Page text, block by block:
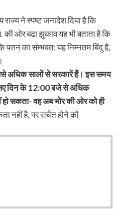
ने स्पष्ट जनादेश दिया है कि
की ओर बढा झुकाव यह भी बताता है कि
पतन का संम्भवत: यह निम्नतम बिंदु है,
अधिक सालों से सरकारें हैं। इस समय
दिन के 12:00 बजे से अधिक
सकता- वह अब भोर की ओर को ही
नहीं है, पर सचेत होने की